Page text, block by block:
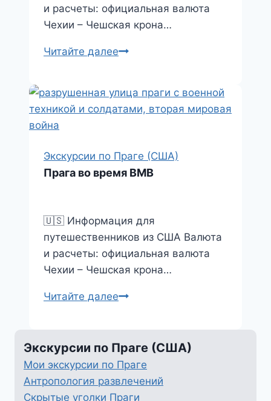
и расчеты: официальная валюта
Чехии – Чешская крона…
Читайте далееКоролевская
Экскурсии по Праге (США)
Прага во время ВМВ
🇺🇸 Информация для
путешественников из США Валюта
и расчеты: официальная валюта
Чехии – Чешская крона…
Читайте далееПрага
время
ВМВ
Экскурсии по Праге (США)
Мои экскурсии по Праге
Антропология развлечений
Скрытые уголки Праги